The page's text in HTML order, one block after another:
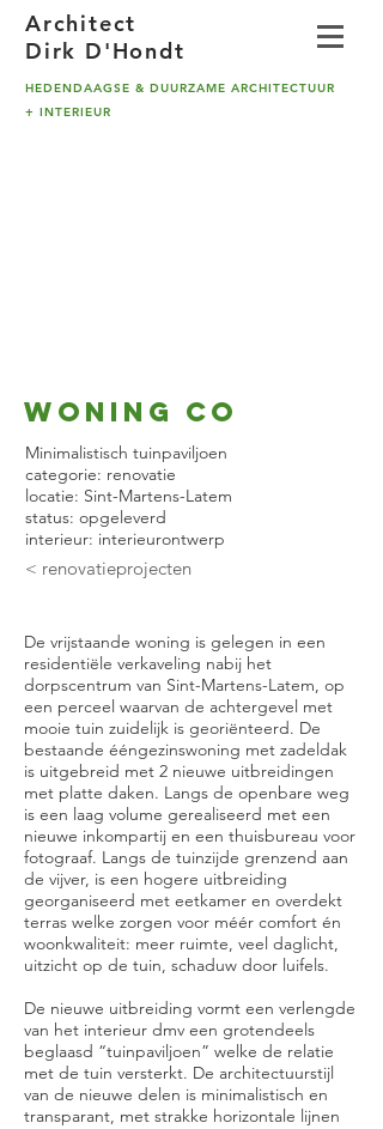
Architect
Dirk D'Hondt
HEDENDAAGSE & DUURZAME ARCHITECTUUR
+ INTERIEUR
WONING CO
Minimalistisch tuinpaviljoen
categorie: renovatie
locatie: Sint-Martens-Latem
status: opgeleverd
interieur: interieurontwerp
< renovatieprojecten
De vrijstaande woning is gelegen in een
residentiële verkaveling nabij het
dorpscentrum van Sint-Martens-Latem, op
een perceel waarvan de achtergevel met
mooie tuin zuidelijk is georiënteerd. De
bestaande ééngezinswoning met zadeldak
is uitgebreid met 2 nieuwe uitbreidingen
met platte daken. Langs de openbare weg
is een laag volume gerealiseerd met een
nieuwe inkompartij en een thuisbureau voor
fotograaf. Langs de tuinzijde grenzend aan
de vijver, is een hogere uitbreiding
georganiseerd met eetkamer en overdekt
terras welke zorgen voor méér comfort én
woonkwaliteit: meer ruimte, veel daglicht,
uitzicht op de tuin, schaduw door luifels.
De nieuwe uitbreiding vormt een verlengde
van het interieur dmv een grotendeels
beglaasd “tuinpaviljoen” welke de relatie
met de tuin versterkt. De architectuurstijl
van de nieuwe delen is minimalistisch en
transparant, met strakke horizontale lijnen